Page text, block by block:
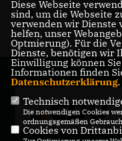
23.06.2021, 14:58
Diese Webseite
sind, um die Webseite
verwenden wir Dienste
helfen, unser
Optmierung). Für die
Dienste, benötigen wir
Einwilligung können
Informationen finden
Datenschutzerklärung.
Technisch
Die notwendigen Cookies
ordnungsgemäßen
Cookies von